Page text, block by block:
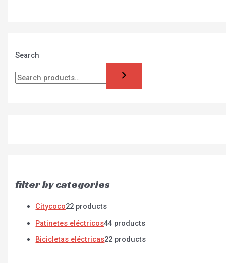
Search
filter by categories
Citycoco22 products
Patinetes eléctricos44 products
Bicicletas eléctricas22 products